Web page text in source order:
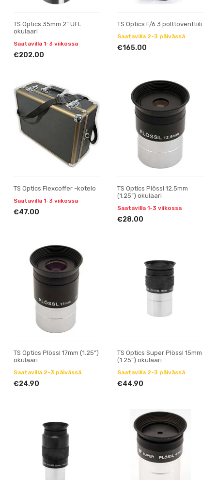
TS Optics 35mm 2” UFL
okulaari
Saatavilla 1-3 viikossa
€202.00
TS Optics F/6.3 polttoventtiili
Saatavilla 2-3 päivässä
€165.00
TS Optics Flexcoffer -kotelo
Saatavilla 1-3 viikossa
€47.00
TS Optics Plössl 12.5mm
(1.25”) okulaari
Saatavilla 1-3 viikossa
€28.00
TS Optics Plössl 17mm (1.25”)
okulaari
Saatavilla 2-3 päivässä
€24.90
TS Optics Super Plössl 15mm
(1.25”) okulaari
Saatavilla 2-3 päivässä
€44.90